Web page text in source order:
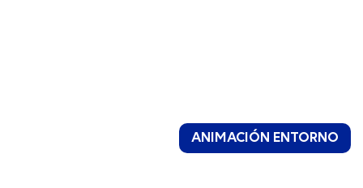
ANIMACIÓN ENTORNO